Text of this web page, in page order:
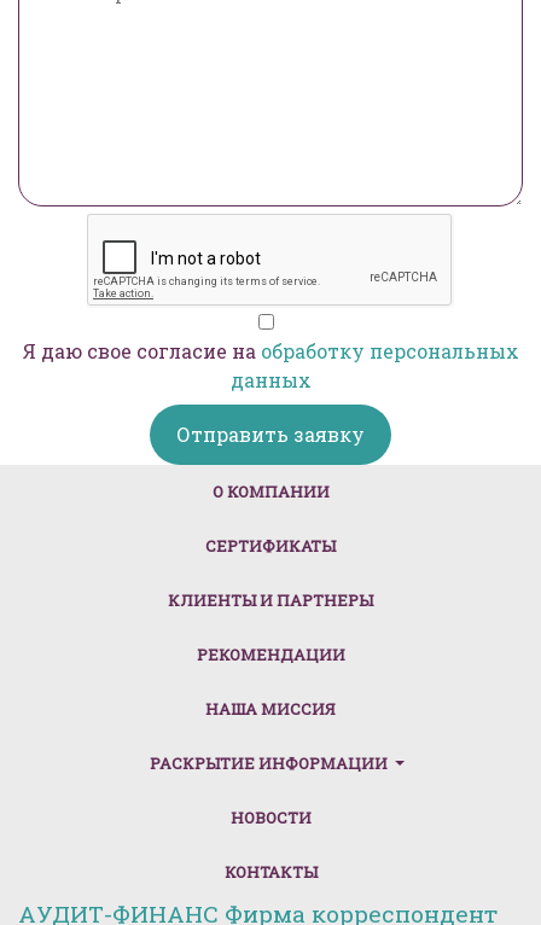
Я даю свое согласие на обработку персональных
данных
Отправить заявку
О КОМПАНИИ(CURRENT)
СЕРТИФИКАТЫ
КЛИЕНТЫ И ПАРТНЕРЫ
РЕКОМЕНДАЦИИ
НАША МИССИЯ
РАСКРЫТИЕ ИНФОРМАЦИИ
НОВОСТИ
КОНТАКТЫ
АУДИТ-ФИНАНС Фирма корреспондент